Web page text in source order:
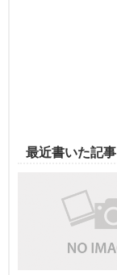
最近書いた記事